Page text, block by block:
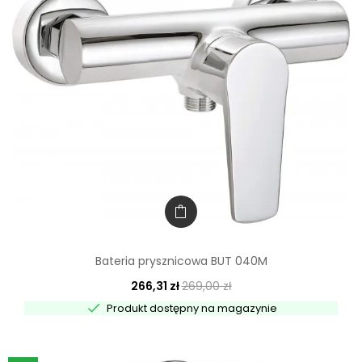
Bateria prysznicowa BUT 040M
266,31 zł269,00 zł
 Produkt dostępny na magazynie